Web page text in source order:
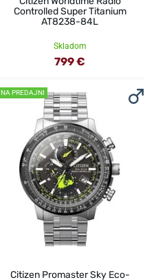
Controlled Super Titanium
AT8238-84L
Skladom
799 €
NA PREDAJNI
Citizen Promaster Sky Eco-